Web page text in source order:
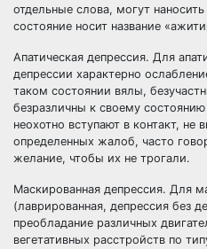
отдельные слова, могут
состояние носит название
Апатическая депрессия. Для
депрессии характерно
таком состоянии вялы,
безразличны к своему
неохотно вступают в контакт, не
определенных жалоб, часто
желание, чтобы их не трогали.
Маскированная депрессия. Для
(лаврированная, депрессия без
преобладание различных
вегетативных расстройств по